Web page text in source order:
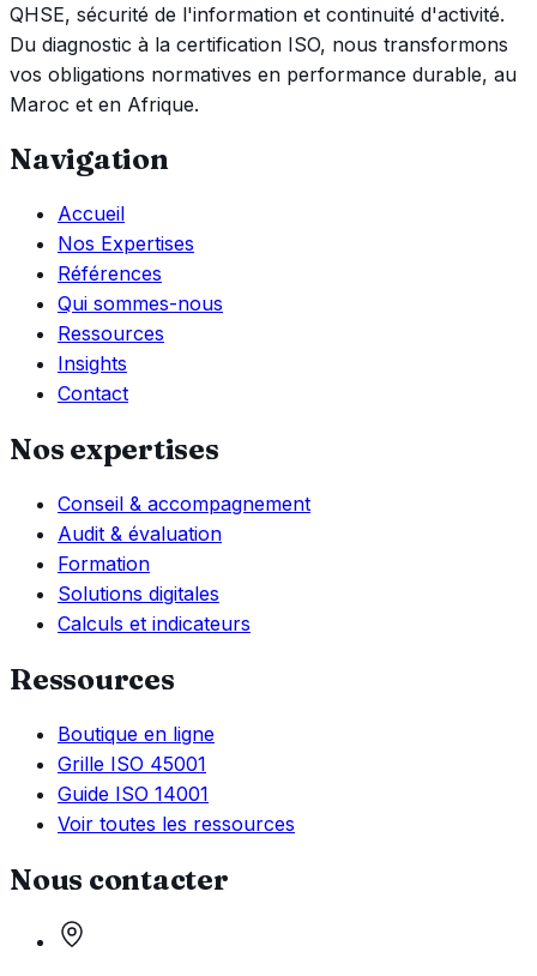
QHSE, sécurité de l'information et continuité d'activité.
Du diagnostic à la certification ISO, nous transformons
vos obligations normatives en performance durable, au
Maroc et en Afrique.
Navigation
Accueil
Nos Expertises
Références
Qui sommes-nous
Ressources
Insights
Contact
Nos expertises
Conseil & accompagnement
Audit & évaluation
Formation
Solutions digitales
Calculs et indicateurs
Ressources
Boutique en ligne
Grille ISO 45001
Guide ISO 14001
Voir toutes les ressources
Nous contacter